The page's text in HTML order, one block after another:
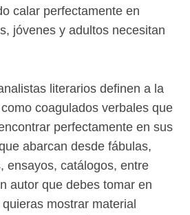
calar perfectamente en
jóvenes y adultos necesitan
literarios definen a la
coagulados verbales que
perfectamente en sus
abarcan desde fábulas,
ensayos, catálogos, entre
autor que debes tomar en
mostrar material